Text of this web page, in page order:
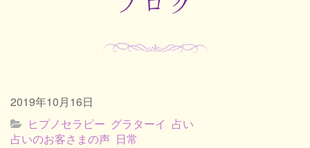
2019年10月16日
ヒプノセラピー グラターイ 占い
占いのお客さまの声 日常